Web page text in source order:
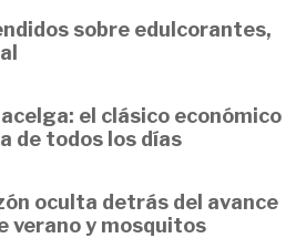
sobre edulcorantes,
el clásico económico
de todos los días
oculta detrás del avance
verano y mosquitos